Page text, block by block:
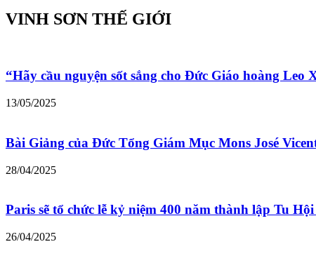
VINH SƠN THẾ GIỚI
“Hãy cầu nguyện sốt sắng cho Đức Giáo hoàng
13/05/2025
Bài Giảng của Đức Tổng Giám Mục Mons José
28/04/2025
Paris sẽ tổ chức lễ kỷ niệm 400 năm thành lập Tu
26/04/2025